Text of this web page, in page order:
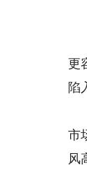
更
陷
市
风